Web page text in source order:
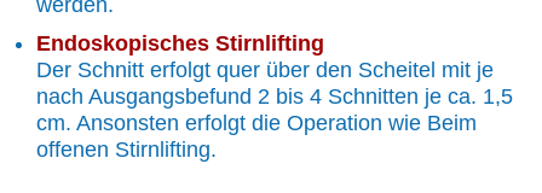
werden.
Endoskopisches Stirnlifting
Der Schnitt erfolgt quer über den Scheitel mit je
nach Ausgangsbefund 2 bis 4 Schnitten je ca. 1,5
cm. Ansonsten erfolgt die Operation wie Beim
offenen Stirnlifting.